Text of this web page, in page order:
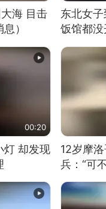
海 目击
）
东北女
饭馆都
00:20
灯 却发现
12岁摩
兵：“可